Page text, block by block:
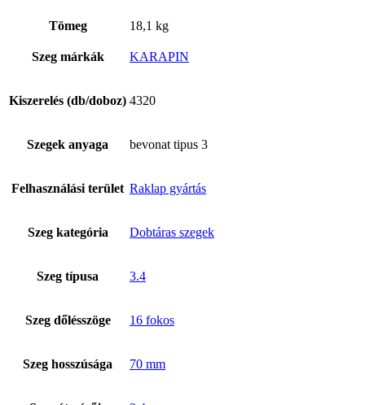
Tex Year
Tömeg 18,1 kg
Szeg márkák KARAPIN
Kiszerelés (db/doboz) 4320
Szegek anyaga bevonat tipus 3
Felhasználási terület Raklap gyártás
Szeg kategória Dobtáras szegek
Szeg típusa 3.4
Szeg dőlésszöge 16 fokos
Szeg hosszúsága 70 mm